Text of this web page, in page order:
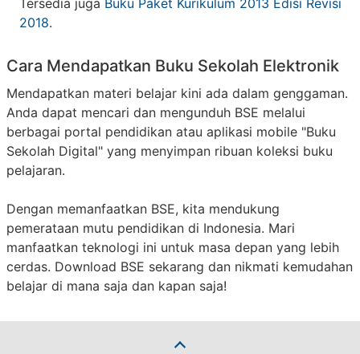
Tersedia juga Buku Paket Kurikulum 2013 Edisi Revisi
2018.
Cara Mendapatkan Buku Sekolah Elektronik
Mendapatkan materi belajar kini ada dalam genggaman.
Anda dapat mencari dan mengunduh BSE melalui
berbagai portal pendidikan atau aplikasi mobile "Buku
Sekolah Digital" yang menyimpan ribuan koleksi buku
pelajaran.
Dengan memanfaatkan BSE, kita mendukung
pemerataan mutu pendidikan di Indonesia. Mari
manfaatkan teknologi ini untuk masa depan yang lebih
cerdas. Download BSE sekarang dan nikmati kemudahan
belajar di mana saja dan kapan saja!